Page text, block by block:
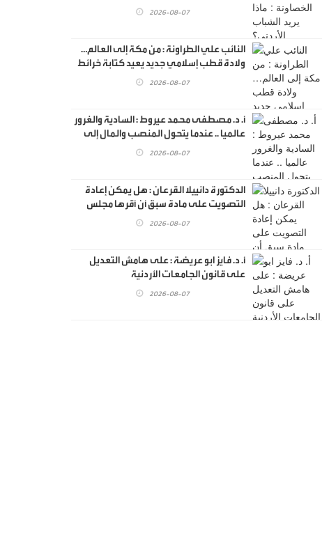
2026-08-07
النائب علي الطراونة : من مكة إلى العالم…
ولادة قطب إسلامي جديد يعيد كتابة خرائط
2026-08-07
أ. د. مصطفى محمد عيروط : السادية والغرور
عالميا .. عندما يتحول المنصب والمال إلى
2026-08-07
الدكتورة دانييلا القرعان : هل يمكن إعادة
التصويت على مادة سبق أن أقرها مجلس
النواب؟ قراءة قانونية ؟
2026-08-07
أ. د. فايز ابو عريضة : على هامش التعديل
على قانون الجامعات الأردنية
2026-08-07